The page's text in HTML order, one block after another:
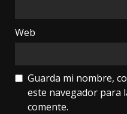
Web
Guarda mi nombre,
este navegador para
comente.